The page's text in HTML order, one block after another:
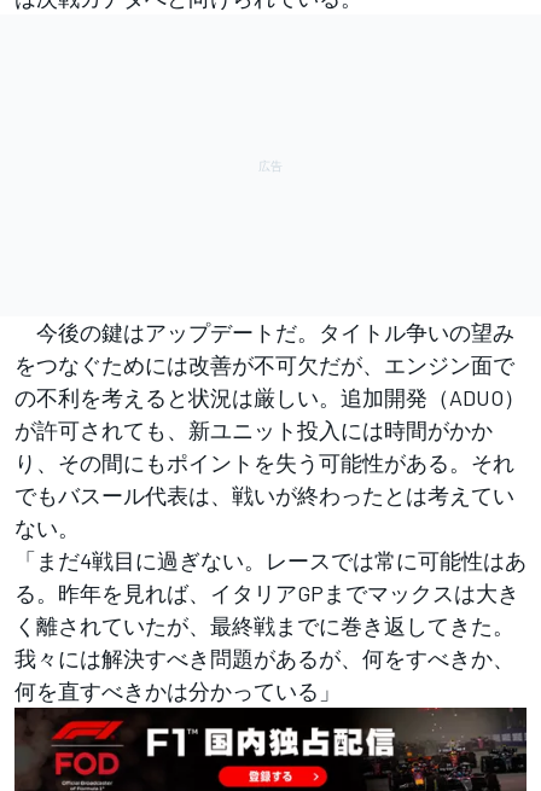
今後の鍵はアップデートだ。タイトル争いの望み
をつなぐためには改善が不可欠だが、エンジン面で
の不利を考えると状況は厳しい。追加開発（ADUO）
が許可されても、新ユニット投入には時間がかか
り、その間にもポイントを失う可能性がある。それ
でもバスール代表は、戦いが終わったとは考えてい
ない。
「まだ4戦目に過ぎない。レースでは常に可能性はあ
る。昨年を見れば、イタリアGPまでマックスは大き
く離されていたが、最終戦までに巻き返してきた。
我々には解決すべき問題があるが、何をすべきか、
何を直すべきかは分かっている」